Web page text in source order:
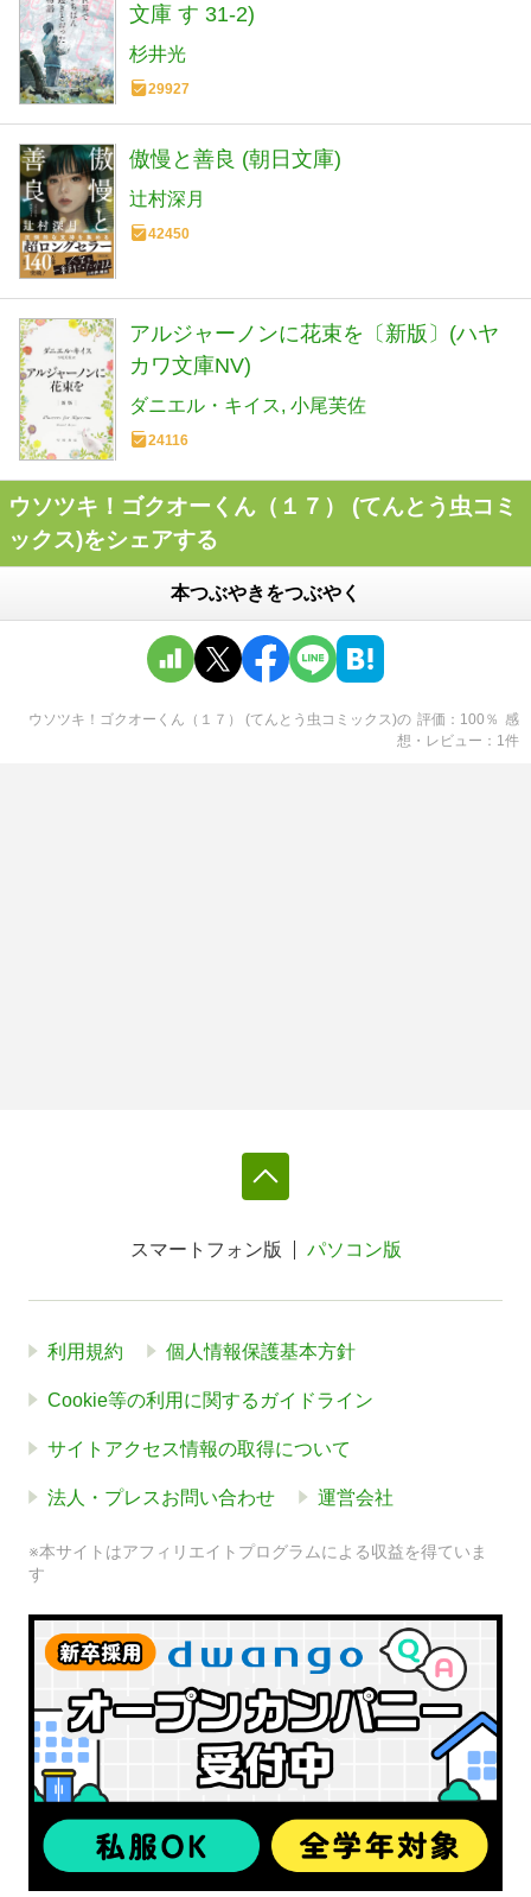
文庫 す 31-2)
杉井光
29927
傲慢と善良 (朝日文庫)
辻村深月
42450
アルジャーノンに花束を〔新版〕(ハヤ
カワ文庫NV)
ダニエル・キイス 小尾芙佐
24116
ウソツキ！ゴクオーくん（１７） (てんとう虫コミ
ックス)をシェアする
本つぶやきをつぶやく
ウソツキ！ゴクオーくん（１７） (てんとう虫コミックス)の 評価 100 ％ 感
想・レビュー
1 件
スマートフォン版 パソコン版
利用規約 個人情報保護基本方針
Cookie等の利用に関するガイドライン
サイトアクセス情報の取得について
法人・プレスお問い合わせ 運営会社
※本サイトはアフィリエイトプログラムによる収益を得ていま
す